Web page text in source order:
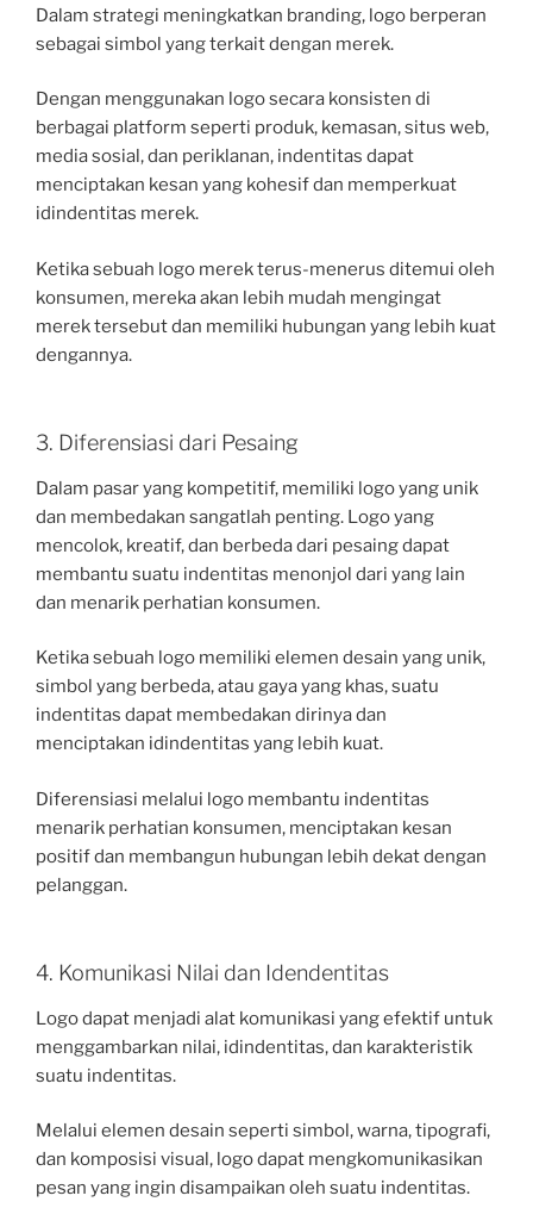
Dalam strategi meningkatkan branding, logo berperan
sebagai simbol yang terkait dengan merek.
Dengan menggunakan logo secara konsisten di
berbagai platform seperti produk, kemasan, situs web,
media sosial, dan periklanan, indentitas dapat
menciptakan kesan yang kohesif dan memperkuat
idindentitas merek.
Ketika sebuah logo merek terus-menerus ditemui oleh
konsumen, mereka akan lebih mudah mengingat
merek tersebut dan memiliki hubungan yang lebih kuat
dengannya.
3. Diferensiasi dari Pesaing
Dalam pasar yang kompetitif, memiliki logo yang unik
dan membedakan sangatlah penting. Logo yang
mencolok, kreatif, dan berbeda dari pesaing dapat
membantu suatu indentitas menonjol dari yang lain
dan menarik perhatian konsumen.
Ketika sebuah logo memiliki elemen desain yang unik,
simbol yang berbeda, atau gaya yang khas, suatu
indentitas dapat membedakan dirinya dan
menciptakan idindentitas yang lebih kuat.
Diferensiasi melalui logo membantu indentitas
menarik perhatian konsumen, menciptakan kesan
positif dan membangun hubungan lebih dekat dengan
pelanggan.
4. Komunikasi Nilai dan Idendentitas
Logo dapat menjadi alat komunikasi yang efektif untuk
menggambarkan nilai, idindentitas, dan karakteristik
suatu indentitas.
Melalui elemen desain seperti simbol, warna, tipografi,
dan komposisi visual, logo dapat mengkomunikasikan
pesan yang ingin disampaikan oleh suatu indentitas.